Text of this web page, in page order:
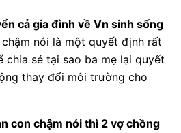
cả gia đình về Vn sinh sống
nói là một quyết định rất
chia sẻ tại sao ba mẹ lại quyết
thay đổi môi trường cho
con chậm nói thì 2 vợ chồng